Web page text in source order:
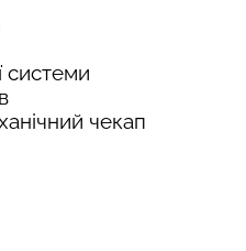
системи
чекап